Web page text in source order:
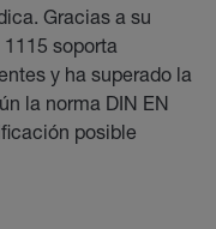
Gracias a su
soporta
y ha superado la
la norma DIN EN
posible